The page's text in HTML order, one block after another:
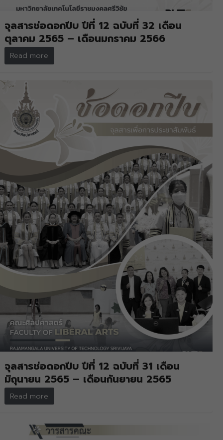
จุลสารช่อดอกปีบ ปีที่ 12 ฉบับที่ 32 เดือน
ตุลาคม 2565 – เดือนมกราคม 2566
Read more
จุลสารช่อดอกปีบ ปีที่ 12 ฉบับที่ 31 เดือน
มิถุนายน 2565 – เดือนกันยายน 2565
Read more